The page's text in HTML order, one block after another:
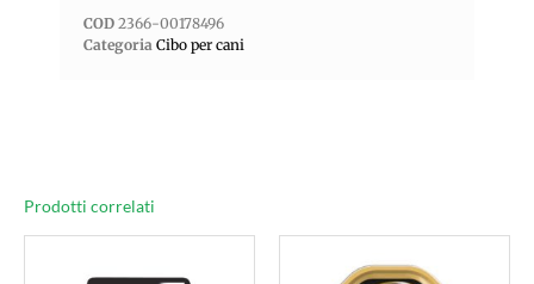
COD 2366-00178496
Categoria Cibo per cani
Prodotti correlati